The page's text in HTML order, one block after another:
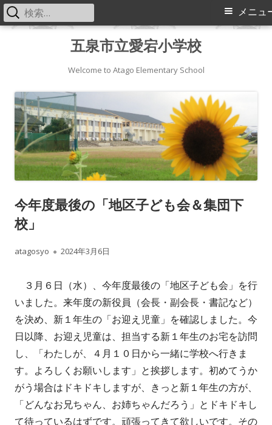
五泉市立愛宕小学校
Welcome to Atago Elementary School
メ
メニュ
検
索:
今年度最後の「地区子ども会＆集団下
校」
作
atagosyo
公
2024年3月6日
３月６日（水）、今年度最後の「地区子ども会」を行
いました。来年度の新役員（会長・副会長・書記など）
を決め、新１年生の「お迎え児童」を確認しました。今
日以降、お迎え児童は、担当する新１年生のお宅を訪問
し、「わたしが、４月１０日から一緒に学校へ行きま
す。よろしくお願いします」と挨拶します。初めてうか
がう場合はドキドキしますが、きっと新１年生の方が、
「どんなお兄ちゃん、お姉ちゃんだろう」とドキドキし
て待っているはずです。頑張ってきて欲しいです。その